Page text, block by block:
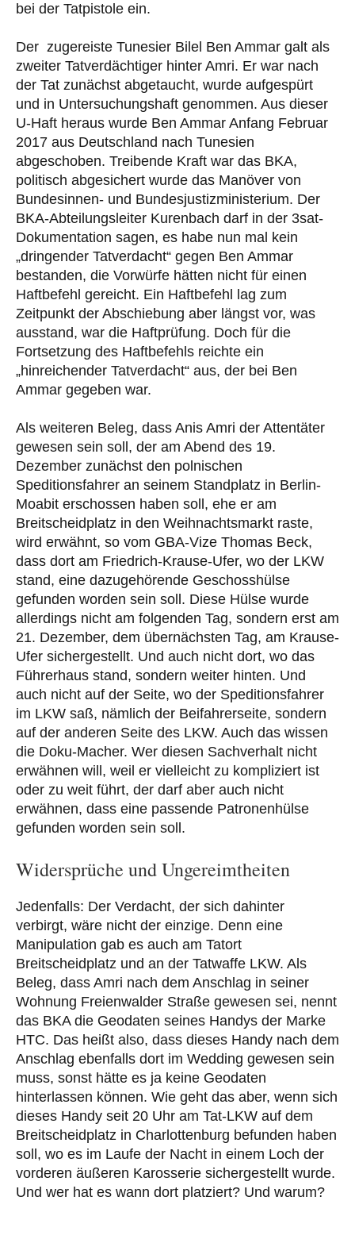
bei der Tatpistole ein.
Der zugereiste Tunesier Bilel Ben Ammar galt als
zweiter Tatverdächtiger hinter Amri. Er war nach
der Tat zunächst abgetaucht, wurde aufgespürt
und in Untersuchungshaft genommen. Aus dieser
U-Haft heraus wurde Ben Ammar Anfang Februar
2017 aus Deutschland nach Tunesien
abgeschoben. Treibende Kraft war das BKA,
politisch abgesichert wurde das Manöver von
Bundesinnen- und Bundesjustizministerium. Der
BKA-Abteilungsleiter Kurenbach darf in der 3sat-
Dokumentation sagen, es habe nun mal kein
„dringender Tatverdacht“ gegen Ben Ammar
bestanden, die Vorwürfe hätten nicht für einen
Haftbefehl gereicht. Ein Haftbefehl lag zum
Zeitpunkt der Abschiebung aber längst vor, was
ausstand, war die Haftprüfung. Doch für die
Fortsetzung des Haftbefehls reichte ein
„hinreichender Tatverdacht“ aus, der bei Ben
Ammar gegeben war.
Als weiteren Beleg, dass Anis Amri der Attentäter
gewesen sein soll, der am Abend des 19.
Dezember zunächst den polnischen
Speditionsfahrer an seinem Standplatz in Berlin-
Moabit erschossen haben soll, ehe er am
Breitscheidplatz in den Weihnachtsmarkt raste,
wird erwähnt, so vom GBA-Vize Thomas Beck,
dass dort am Friedrich-Krause-Ufer, wo der LKW
stand, eine dazugehörende Geschosshülse
gefunden worden sein soll. Diese Hülse wurde
allerdings nicht am folgenden Tag, sondern erst am
21. Dezember, dem übernächsten Tag, am Krause-
Ufer sichergestellt. Und auch nicht dort, wo das
Führerhaus stand, sondern weiter hinten. Und
auch nicht auf der Seite, wo der Speditionsfahrer
im LKW saß, nämlich der Beifahrerseite, sondern
auf der anderen Seite des LKW. Auch das wissen
die Doku-Macher. Wer diesen Sachverhalt nicht
erwähnen will, weil er vielleicht zu kompliziert ist
oder zu weit führt, der darf aber auch nicht
erwähnen, dass eine passende Patronenhülse
gefunden worden sein soll.
Widersprüche und Ungereimtheiten
Jedenfalls: Der Verdacht, der sich dahinter
verbirgt, wäre nicht der einzige. Denn eine
Manipulation gab es auch am Tatort
Breitscheidplatz und an der Tatwaffe LKW. Als
Beleg, dass Amri nach dem Anschlag in seiner
Wohnung Freienwalder Straße gewesen sei, nennt
das BKA die Geodaten seines Handys der Marke
HTC. Das heißt also, dass dieses Handy nach dem
Anschlag ebenfalls dort im Wedding gewesen sein
muss, sonst hätte es ja keine Geodaten
hinterlassen können. Wie geht das aber, wenn sich
dieses Handy seit 20 Uhr am Tat-LKW auf dem
Breitscheidplatz in Charlottenburg befunden haben
soll, wo es im Laufe der Nacht in einem Loch der
vorderen äußeren Karosserie sichergestellt wurde.
Und wer hat es wann dort platziert? Und warum?